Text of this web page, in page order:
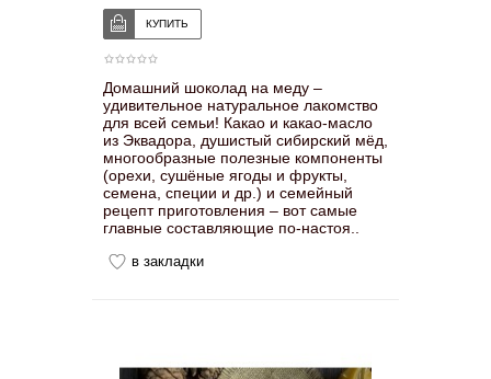
Домашний шоколад на меду –
удивительное натуральное лакомство
для всей семьи! Какао и какао-масло
из Эквадора, душистый сибирский мёд,
многообразные полезные компоненты
(орехи, сушёные ягоды и фрукты,
семена, специи и др.) и семейный
рецепт приготовления – вот самые
главные составляющие по-настоя..
в закладки